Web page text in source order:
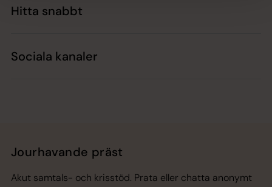
Hitta snabbt
Sociala kanaler
Jourhavande präst
Akut samtals- och krisstöd. Prata eller chatta anonymt